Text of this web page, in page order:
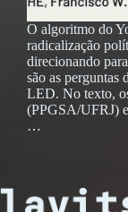
O algoritmo do
radicalização
direcionando
são as perguntas
LED. No texto,
(PPGSA/UFRJ)
…